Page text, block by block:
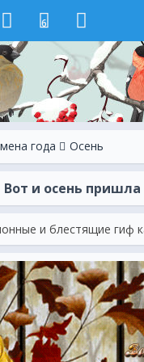
6
года Осень
Вот и осень пришла
и блестящие гиф